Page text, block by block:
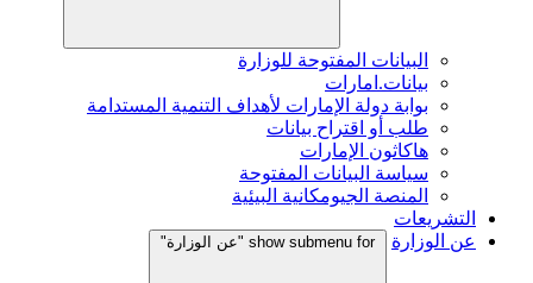
البيانات المفتوحة للوزارة
بيانات.امارات
بوابة دولة الإمارات لأهداف التنمية المستدامة
طلب أو اقتراح بيانات
هاكاثون الإمارات
سياسة البيانات المفتوحة
المنصة الجيومكانية البيئية
التشريعات
عن الوزارة
show submenu for "عن الوزارة"